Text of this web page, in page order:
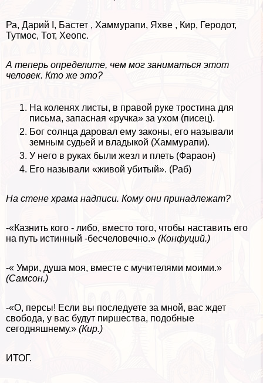
Ра, Дарий I, Бастет , Хаммурапи, Яхве , Кир, Геродот,
Тутмос, Тот, Хеопс.
А теперь определите, чем мог заниматься этот
человек. Кто же это?
На коленях листы, в правой руке тростина для
письма, запасная «ручка» за ухом (писец).
Бог солнца даровал ему законы, его называли
земным судьей и владыкой (Xаммурапи).
У него в руках были жезл и плеть (Фараон)
Его называли «живой убитый». (Раб)
На стене храма надписи. Кому они принадлежат?
-«Казнить кого - либо, вместо того, чтобы наставить его
на путь истинный -бесчеловечно.» (Конфуций.)
-« Умри, душа моя, вместе с мучителями моими.»
(Самсон.)
-«О, персы! Если вы последуете за мной, вас ждет
свобода, у вас будут пиршества, подобные
сегодняшнему.» (Кир.)
ИТОГ.